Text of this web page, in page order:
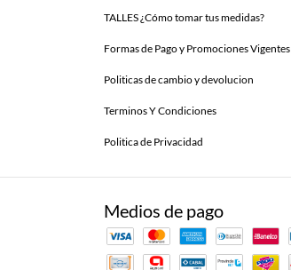
TALLES ¿Cómo tomar tus medidas?
Formas de Pago y Promociones Vigentes
Politicas de cambio y devolucion
Terminos Y Condiciones
Politica de Privacidad
Medios de pago